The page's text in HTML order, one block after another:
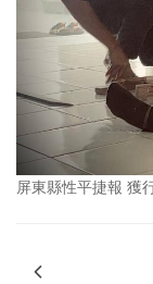
屏東縣性平捷報 獲